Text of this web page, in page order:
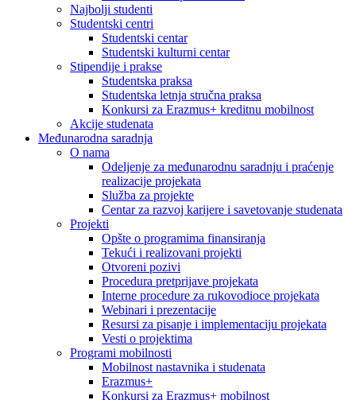
Najbolji studenti
Studentski centri
Studentski centar
Studentski kulturni centar
Stipendije i prakse
Studentska praksa
Studentska letnja stručna praksa
Konkursi za Erazmus+ kreditnu mobilnost
Akcije studenata
Međunarodna saradnja
O nama
Odeljenje za međunarodnu saradnju i praćenje
realizacije projekata
Služba za projekte
Centar za razvoj karijere i savetovanje studenata
Projekti
Opšte o programima finansiranja
Tekući i realizovani projekti
Otvoreni pozivi
Procedura pretprijave projekata
Interne procedure za rukovodioce projekata
Webinari i prezentacije
Resursi za pisanje i implementaciju projekata
Vesti o projektima
Programi mobilnosti
Mobilnost nastavnika i studenata
Erazmus+
Konkursi za Erazmus+ mobilnost